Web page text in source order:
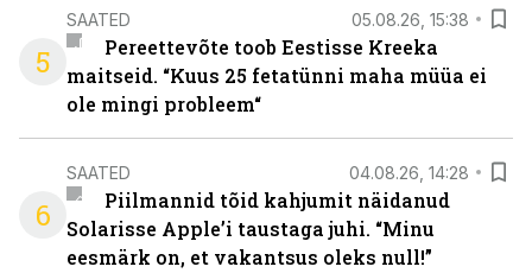
5
SAATED 05.08.26, 15:38
Pereettevõte toob Eestisse Kreeka
maitseid. “Kuus 25 fetatünni maha müüa ei
ole mingi probleem“
6
SAATED 04.08.26, 14:28
Piilmannid tõid kahjumit näidanud
Solarisse Apple’i taustaga juhi. “Minu
eesmärk on, et vakantsus oleks null!”